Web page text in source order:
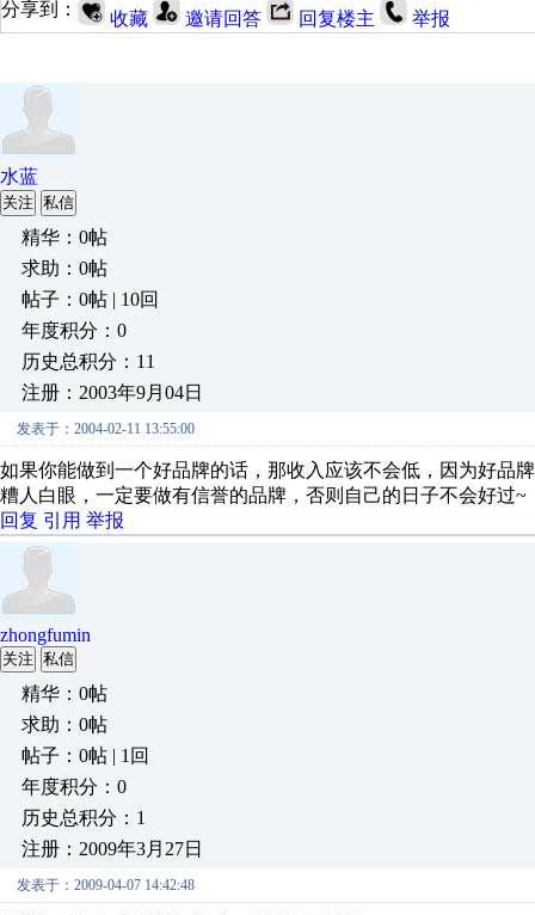
分享到：
收藏 邀请回答 回复楼主 举报
水蓝
关注 私信
精华：0帖
求助：0帖
帖子：0帖 | 10回
年度积分：0
历史总积分：11
注册：2003年9月04日
发表于：2004-02-11 13:55:00
如果你能做到一个好品牌的话，那收入应该不会低，因为好品
糟人白眼，一定要做有信誉的品牌，否则自己的日子不会好过~
回复 引用 举报
zhongfumin
关注 私信
精华：0帖
求助：0帖
帖子：0帖 | 1回
年度积分：0
历史总积分：1
注册：2009年3月27日
发表于：2009-04-07 14:42:48